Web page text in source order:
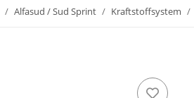
Alfasud / Sud Sprint Kraftstoffsystem